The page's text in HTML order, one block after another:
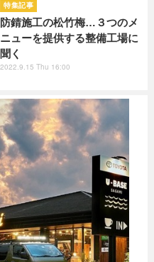
防錆施工の松竹梅…３つのメ
ニューを提供する整備工場に
聞く
特集記事
2022.9.15 Thu 16:00